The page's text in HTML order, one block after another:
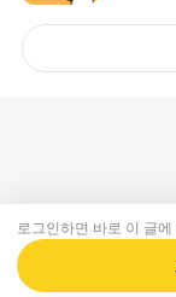
로그인하면 바로 이 글에